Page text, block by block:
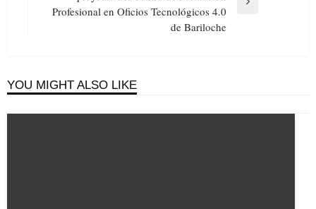
Next
Profesional en Oficios Tecnológicos 4.0
de Bariloche
YOU MIGHT ALSO LIKE